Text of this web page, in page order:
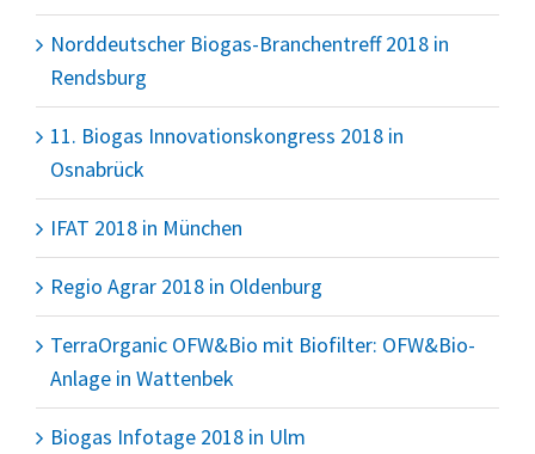
Norddeutscher Biogas-Branchentreff 2018 in
Rendsburg
11. Biogas Innovationskongress 2018 in
Osnabrück
IFAT 2018 in München
Regio Agrar 2018 in Oldenburg
TerraOrganic OFW&Bio mit Biofilter: OFW&Bio-
Anlage in Wattenbek
Biogas Infotage 2018 in Ulm